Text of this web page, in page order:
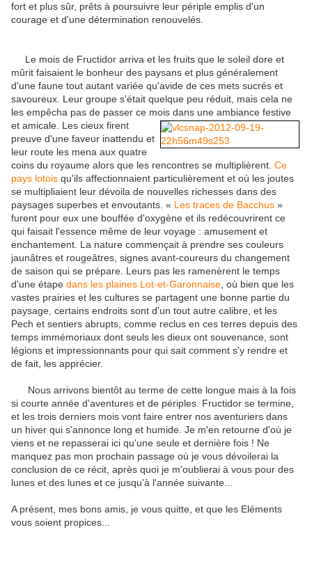
fort et plus sûr, prêts à poursuivre leur périple emplis d'un
courage et d'une détermination renouvelés.
Le mois de Fructidor arriva et les fruits que le soleil dore et
mûrit faisaient le bonheur des paysans et plus généralement
d'une faune tout autant variée qu'avide de ces mets sucrés et
savoureux. Leur groupe s'était quelque peu réduit, mais cela ne
les empêcha pas de passer ce mois dans une ambiance festive
et amicale. Les cieux firent
preuve d'une faveur inattendu et
leur route les mena aux quatre
coins du royaume alors que les rencontres se multiplièrent. Ce
pays lotois qu'ils affectionnaient particulièrement et où les joutes
se multipliaient leur dévoila de nouvelles richesses dans des
paysages superbes et envoutants. « Les traces de Bacchus »
furent pour eux une bouffée d'oxygène et ils redécouvrirent ce
qui faisait l'essence même de leur voyage : amusement et
enchantement. La nature commençait à prendre ses couleurs
jaunâtres et rougeâtres, signes avant-coureurs du changement
de saison qui se prépare. Leurs pas les ramenèrent le temps
d'une étape dans les plaines Lot-et-Garonnaise , où bien que les
vastes prairies et les cultures se partagent une bonne partie du
paysage, certains endroits sont d'un tout autre calibre, et les
Pech et sentiers abrupts, comme reclus en ces terres depuis des
temps immémoriaux dont seuls les dieux ont souvenance, sont
légions et impressionnants pour qui sait comment s'y rendre et
de fait, les apprécier.
Nous arrivons bientôt au terme de cette longue mais à la fois
si courte année d'aventures et de périples. Fructidor se termine,
et les trois derniers mois vont faire entrer nos aventuriers dans
un hiver qui s'annonce long et humide. Je m'en retourne d'où je
viens et ne repasserai ici qu'une seule et dernière fois ! Ne
manquez pas mon prochain passage où je vous dévoilerai la
conclusion de ce récit, après quoi je m'oublierai à vous pour des
lunes et des lunes et ce jusqu'à l'année suivante...
A présent, mes bons amis, je vous quitte, et que les Eléments
vous soient propices...